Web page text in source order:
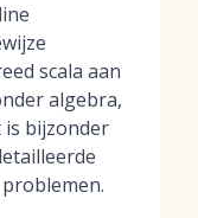
scala aan
algebra,
is bijzonder